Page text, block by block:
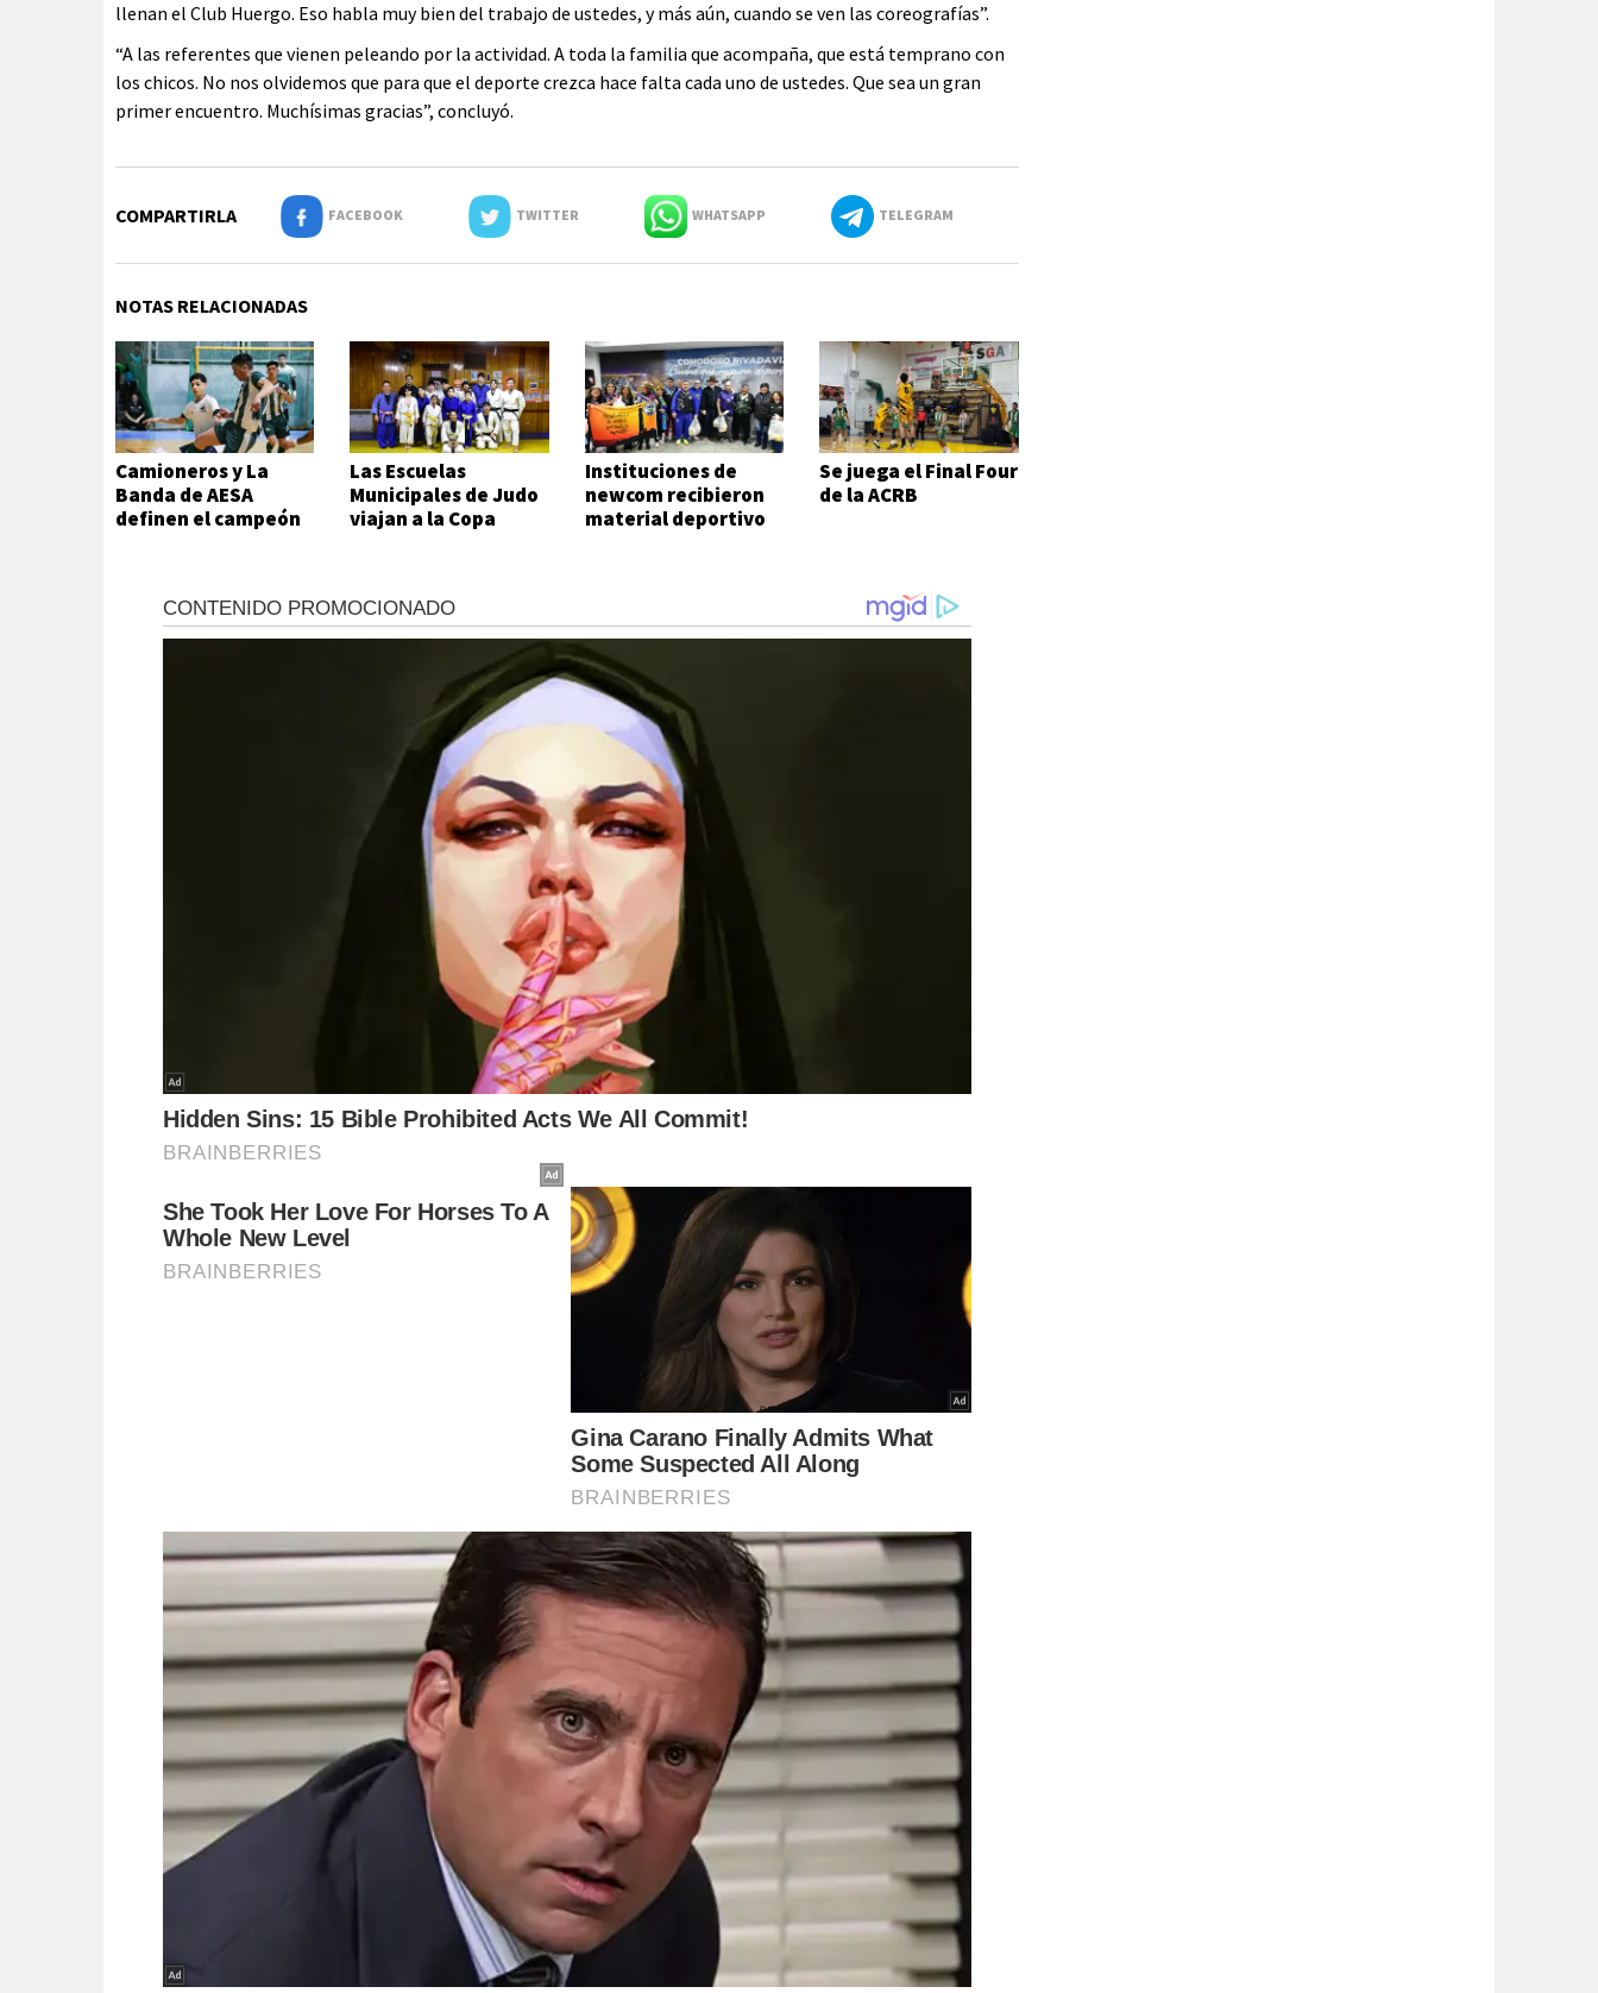
llenan el Club Huergo. Eso habla muy bien del trabajo de ustedes, y más aún, cuando se ven las coreografías”.
“A las referentes que vienen peleando por la actividad. A toda la familia que acompaña, que está temprano con
los chicos. No nos olvidemos que para que el deporte crezca hace falta cada uno de ustedes. Que sea un gran
primer encuentro. Muchísimas gracias”, concluyó.
COMPARTIRLA FACEBOOK TWITTER WHATSAPP TELEGRAM
NOTAS RELACIONADAS
Camioneros y La
Banda de AESA
definen el campeón
Las Escuelas
Municipales de Judo
viajan a la Copa
Instituciones de
newcom recibieron
material deportivo
Se juega el Final Four
de la ACRB